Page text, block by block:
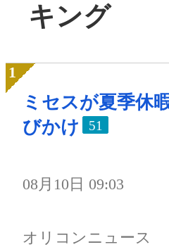
キング
ミセスが夏季休
びかけ
51
08月10日 09:03
オリコンニュース